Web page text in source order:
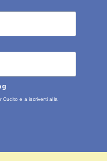
Cucito e a iscriverti alla